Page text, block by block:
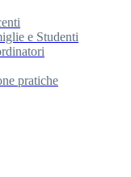
e Studenti
pratiche